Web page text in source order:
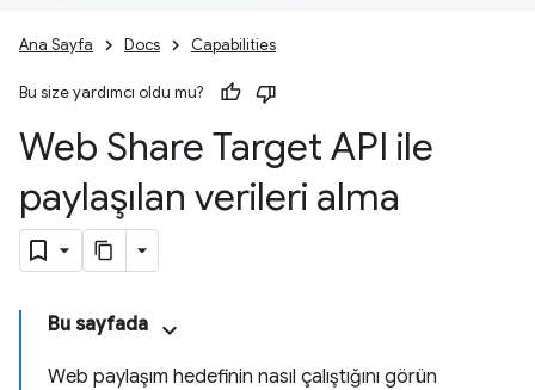
Ana Sayfa Docs Capabilities
Bu size yardımcı oldu mu?
Web Share Target API ile
paylaşılan verileri alma
Bu sayfada
Web paylaşım hedefinin nasıl çalıştığını görün